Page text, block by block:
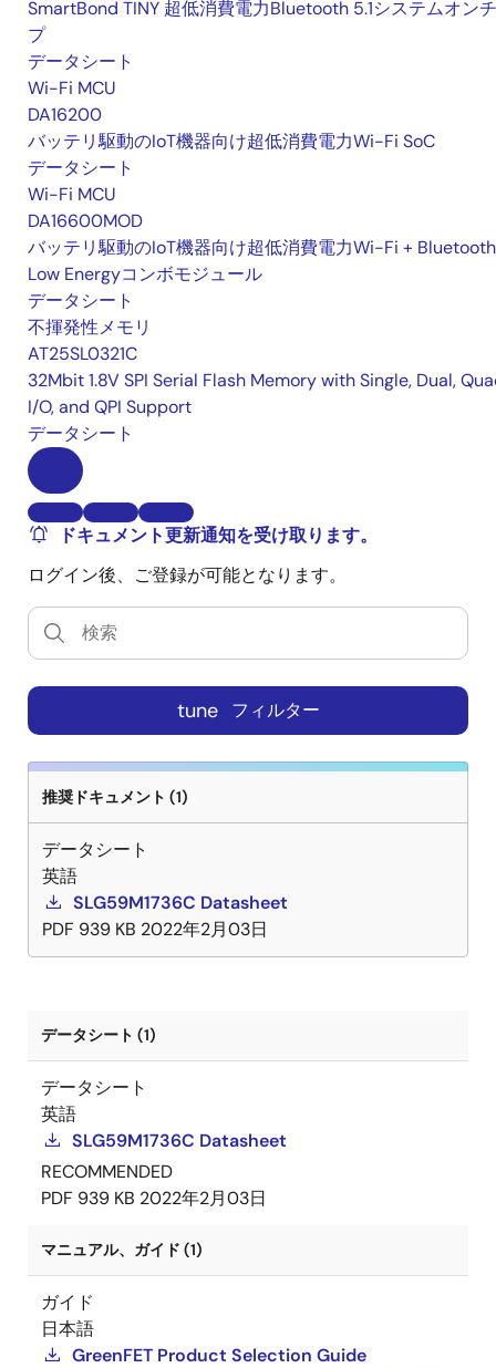
SmartBond TINY 超低消費電力Bluetooth 5.1システムオン
プ
データシート
Wi-Fi MCU
DA16200
バッテリ駆動のIoT機器向け超低消費電力Wi-Fi SoC
データシート
Wi-Fi MCU
DA16600MOD
バッテリ駆動のIoT機器向け超低消費電力Wi-Fi + Bluetooth
Low Energyコンボモジュール
データシート
不揮発性メモリ
AT25SL0321C
32Mbit 1.8V SPI Serial Flash Memory with Single, Dual,
I/O, and QPI Support
データシート
ドキュメント更新通知を受け取ります。
ログイン後、ご登録が可能となります。
tune フィルター
推奨ドキュメント (1)
データシート
英語
SLG59M1736C Datasheet
PDF 939 KB 2022年2月03日
データシート (1)
データシート
英語
SLG59M1736C Datasheet
RECOMMENDED
PDF 939 KB 2022年2月03日
マニュアル、ガイド (1)
ガイド
日本語
GreenFET Product Selection Guide